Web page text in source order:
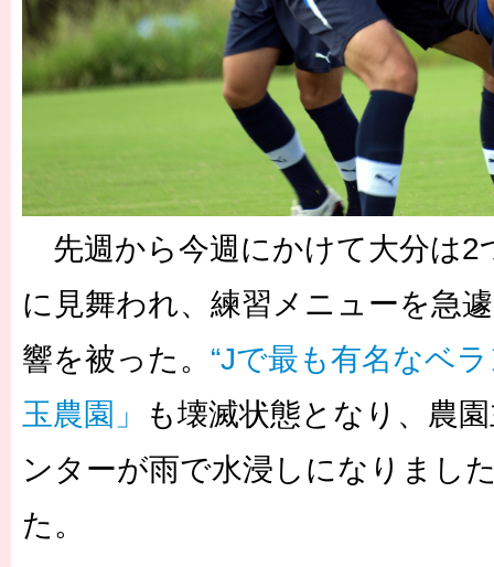
先週から今週にかけて大分は2
に見舞われ、練習メニューを急
響を被った。 “Jで最も有名なベ
玉農園」
も壊滅状態となり、農
ンターが雨で水浸しになりまし
た。